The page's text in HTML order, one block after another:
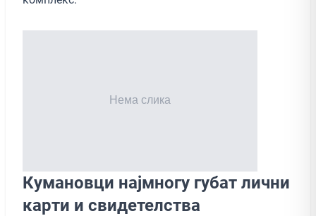
Кумановци најмногу губат лични
карти и свидетелства